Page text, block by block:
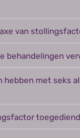
van
behandelingen
hebben met seks